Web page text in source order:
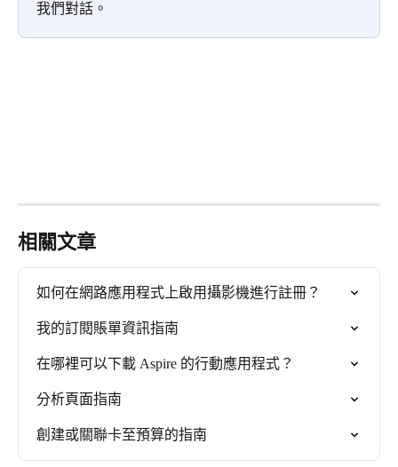
我們對話。
相關文章
如何在網路應用程式上啟用攝影機進行註冊？
我的訂閱賬單資訊指南
在哪裡可以下載 Aspire 的行動應用程式？
分析頁面指南
創建或關聯卡至預算的指南